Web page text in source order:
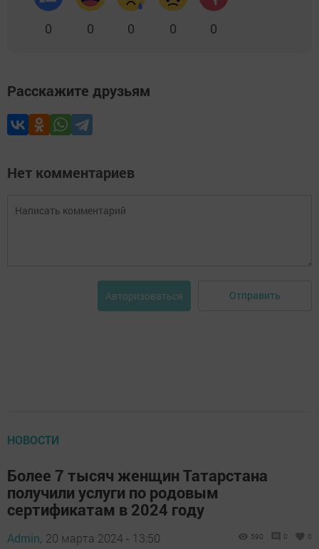
0 0 0 0 0
Расскажите друзьям
Нет комментариев
Авторизоваться Отправить
НОВОСТИ
Более 7 тысяч женщин Татарстана
получили услуги по родовым
сертификатам в 2024 году
Admin, 20 марта 2024 - 13:50 590 0 0